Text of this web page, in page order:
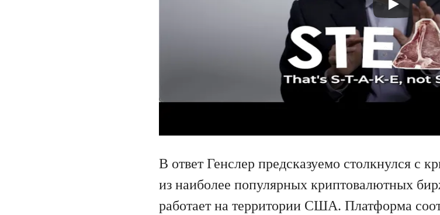
В ответ Генслер предсказуемо столкнулся с
из наиболее популярных криптовалютных
работает на территории США. Платформа